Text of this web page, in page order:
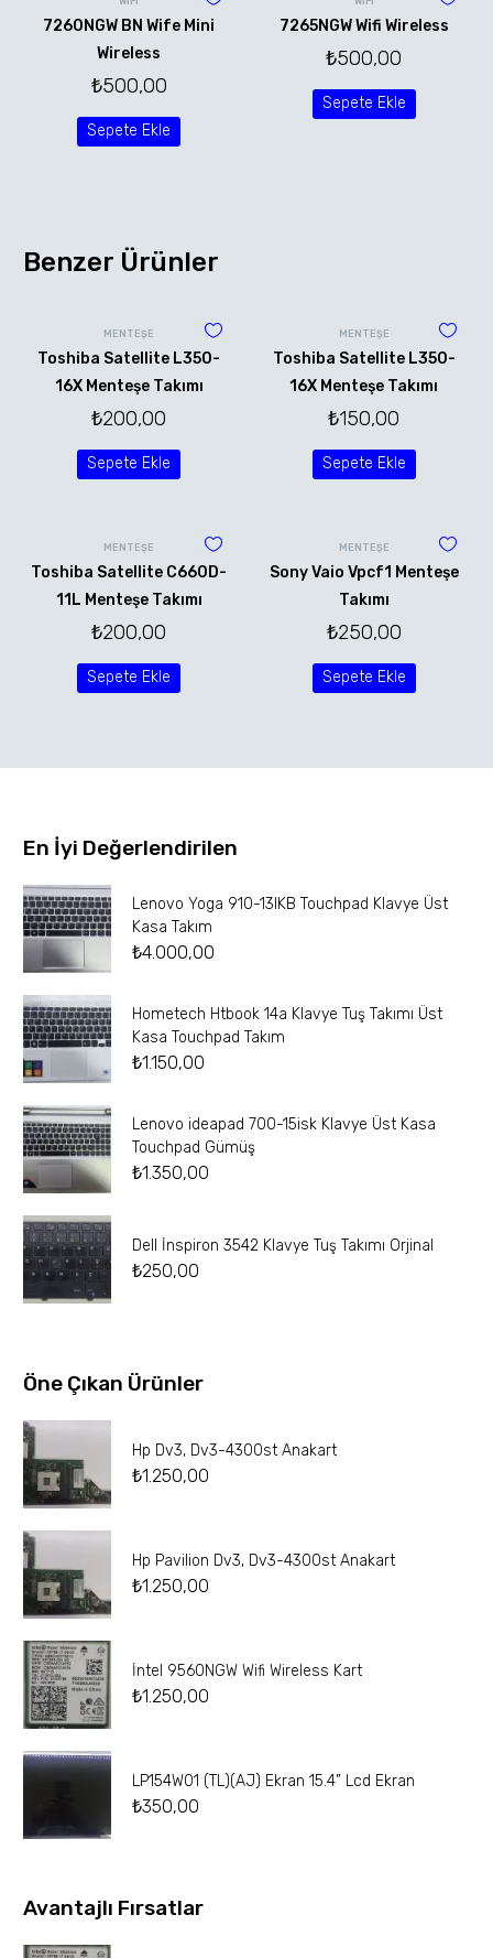
7260NGW BN Wife Mini
Wireless
₺500,00
Sepete Ekle
7265NGW Wifi Wireless
₺500,00
Sepete Ekle
Benzer Ürünler
MENTEŞE
Toshiba Satellite L350-
16X Menteşe Takımı
₺200,00
Sepete Ekle
MENTEŞE
Toshiba Satellite L350-
16X Menteşe Takımı
₺150,00
Sepete Ekle
MENTEŞE
Toshiba Satellite C660D-
11L Menteşe Takımı
₺200,00
Sepete Ekle
MENTEŞE
Sony Vaio Vpcf1 Menteşe
Takımı
₺250,00
Sepete Ekle
En İyi Değerlendirilen
Lenovo Yoga 910-13IKB Touchpad Klavye Üst
Kasa Takım
₺4.000,00
Hometech Htbook 14a Klavye Tuş Takımı Üst
Kasa Touchpad Takım
₺1.150,00
Lenovo ideapad 700-15isk Klavye Üst Kasa
Touchpad Gümüş
₺1.350,00
Dell İnspiron 3542 Klavye Tuş Takımı Orjinal
₺250,00
Öne Çıkan Ürünler
Hp Dv3, Dv3-4300st Anakart
₺1.250,00
Hp Pavilion Dv3, Dv3-4300st Anakart
₺1.250,00
İntel 9560NGW Wifi Wireless Kart
₺1.250,00
LP154W01 (TL)(AJ) Ekran 15.4” Lcd Ekran
₺350,00
Avantajlı Fırsatlar